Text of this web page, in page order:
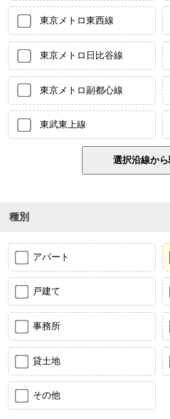
東京メトロ東西線
東京メトロ日比谷線
東京メトロ副都心線
東武東上線
種別
アパート
戸建て
事務所
貸土地
その他